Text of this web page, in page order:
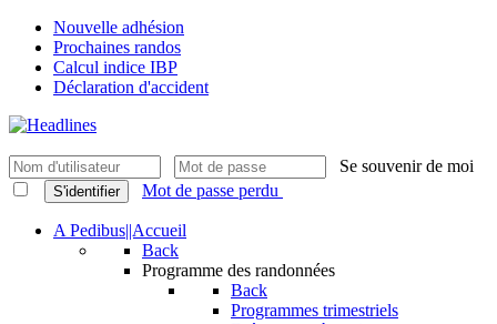
Nouvelle adhésion
Prochaines randos
Calcul indice IBP
Déclaration d'accident
Se souvenir de moi
S'identifier Mot de passe perdu
A Pedibus||Accueil
Back
Programme des randonnées
Back
Programmes trimestriels